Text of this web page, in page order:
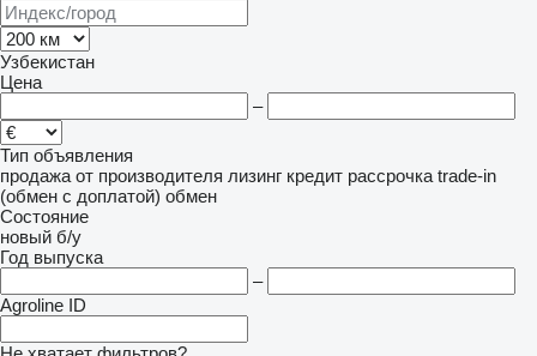
Узбекистан
Цена
–
Тип объявления
продажа от производителя лизинг кредит рассрочка trade-in
(обмен с доплатой) обмен
Состояние
новый б/у
Год выпуска
–
Agroline ID